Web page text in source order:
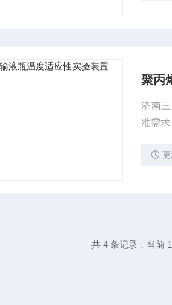
聚丙
济南
准需
共 4 条记录，当前